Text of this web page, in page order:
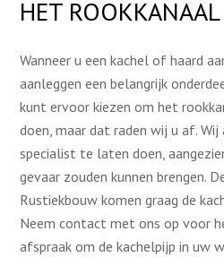
HET
Wanneer u een kachel of haard
aanleggen een belangrijk
kunt ervoor kiezen om het
doen, maar dat raden wij u af.
specialist te laten doen,
gevaar zouden kunnen brengen.
Rustiekbouw komen graag de
Neem contact met ons op voor
afspraak om de kachelpijp in uw